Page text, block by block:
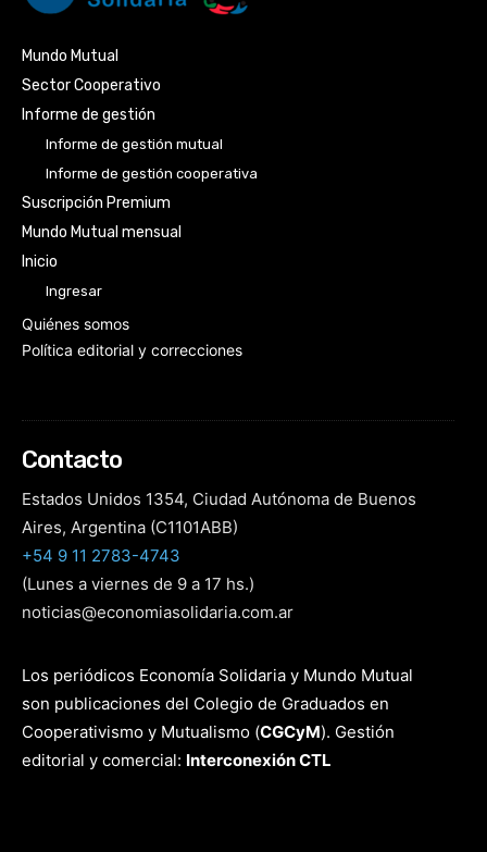
Mundo Mutual
Sector Cooperativo
Informe de gestión
Informe de gestión mutual
Informe de gestión cooperativa
Suscripción Premium
Mundo Mutual mensual
Inicio
Ingresar
Quiénes somos
Política editorial y correcciones
Contacto
Estados Unidos 1354, Ciudad Autónoma de Buenos
Aires, Argentina (C1101ABB)
+54 9 11 2783-4743
(Lunes a viernes de 9 a 17 hs.)
noticias@economiasolidaria.com.ar
Los periódicos Economía Solidaria y Mundo Mutual
son publicaciones del Colegio de Graduados en
Cooperativismo y Mutualismo (CGCyM). Gestión
editorial y comercial: Interconexión CTL